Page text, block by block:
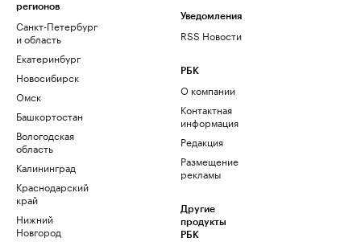
регионов
Санкт-Петербург
и область
Екатеринбург
Новосибирск
Омск
Башкортостан
Вологодская
область
Калининград
Краснодарский
край
Нижний
Новгород
Уведомления
RSS Новости
РБК
О компании
Контактная
информация
Редакция
Размещение
рекламы
Другие
продукты
РБК